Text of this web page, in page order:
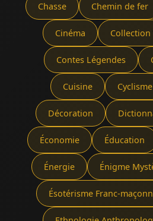
Chasse Chemin de fer
Cinéma Collection
Contes Légendes
Cuisine Cyclisme
Décoration
Économie Éducation
Énergie Énigme
Ésotérisme Franc-